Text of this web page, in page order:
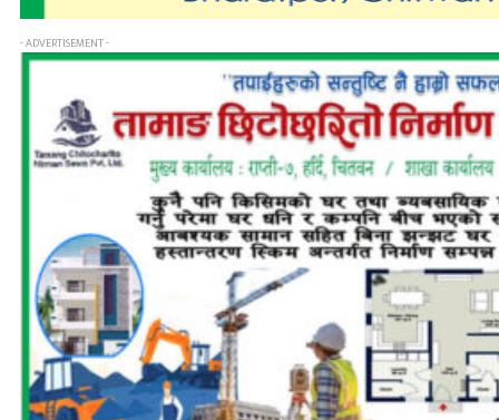
- ADVERTISEMENT -